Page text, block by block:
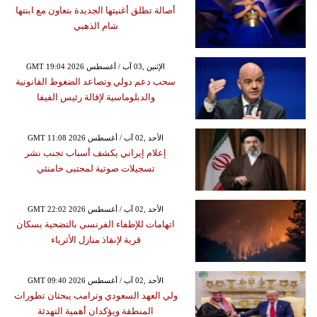
أصالة تطلق أغنيتها الجديدة بتعاون مع ابنتها
شام الذهبي
GMT 19:04 2026 الإثنين ,03 آب / أغسطس
سحب دعم دولي وتصاعد الضغوط القانونية
والدبلوماسية لإقالة رئيس الفيفا
GMT 11:08 2026 الأحد ,02 آب / أغسطس
إعلام إيراني يكشف أسباب تجنب نشر
تسجيلات صوتية لمجتبى خامنئي
GMT 22:02 2026 الأحد ,02 آب / أغسطس
اتهامات للإطفاء الفرنسي بالتضحية بسكان
قرية لإنقاذ منازل الأثرياء
GMT 09:40 2026 الأحد ,02 آب / أغسطس
ولي العهد السعودي وترامب يبحثان تطورات
المنطقة ويؤكدان أهمية التهدئة